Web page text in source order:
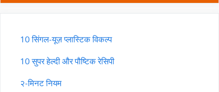
10 सिंगल-यूज़ प्लास्टिक विकल्प
10 सुपर हेल्दी और पौष्टिक रेसिपी
२-मिनट नियम